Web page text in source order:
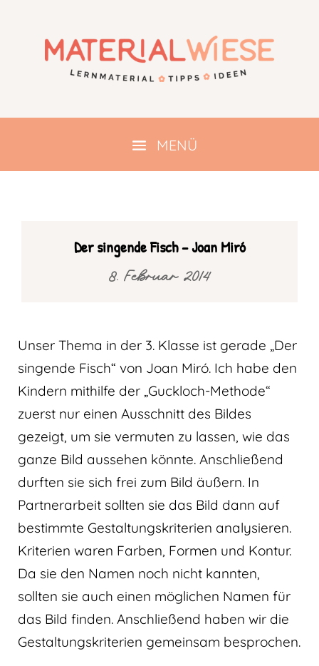
Der singende Fisch – Joan Miró
8. Februar 2014
Unser Thema in der 3. Klasse ist gerade „Der
singende Fisch“ von Joan Miró. Ich habe den
Kindern mithilfe der „Guckloch-Methode“
zuerst nur einen Ausschnitt des Bildes
gezeigt, um sie vermuten zu lassen, wie das
ganze Bild aussehen könnte. Anschließend
durften sie sich frei zum Bild äußern. In
Partnerarbeit sollten sie das Bild dann auf
bestimmte Gestaltungskriterien analysieren.
Kriterien waren Farben, Formen und Kontur.
Da sie den Namen noch nicht kannten,
sollten sie auch einen möglichen Namen für
das Bild finden. Anschließend haben wir die
Gestaltungskriterien gemeinsam besprochen.